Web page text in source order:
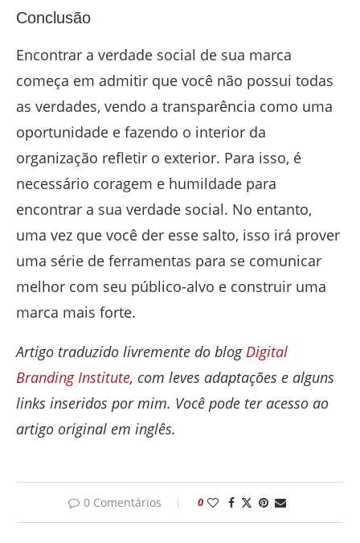
Conclusão
Encontrar a verdade social de sua marca
começa em admitir que você não possui todas
as verdades, vendo a transparência como uma
oportunidade e fazendo o interior da
organização refletir o exterior. Para isso, é
necessário coragem e humildade para
encontrar a sua verdade social. No entanto,
uma vez que você der esse salto, isso irá prover
uma série de ferramentas para se comunicar
melhor com seu público-alvo e construir uma
marca mais forte.
Artigo traduzido livremente do blogDigital
Branding Institute, com leves adaptações e alguns
links inseridos por mim. Você pode ter acesso ao
artigo original em inglês.
0 Comentários 0